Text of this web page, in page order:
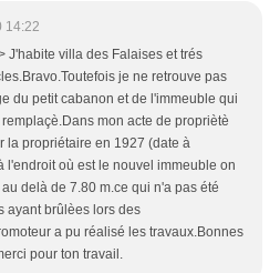
14:22
J'habite villa des Falaises et trés
je ne retrouve pas
du petit cabanon et de l'immeuble qui
mon acte de propriètè
la propriétaire en 1927 (date à
l'endroit où est le nouvel immeuble on
delà de 7.80 m.ce qui n'a pas été
ayant brûlèes lors des
a pu réalisé les travaux.Bonnes
pour ton travail.